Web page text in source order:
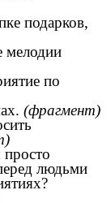
подарков,
мелодии
по
(фрагмент)
людьми